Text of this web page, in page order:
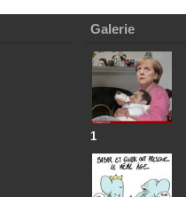
Galerie
1